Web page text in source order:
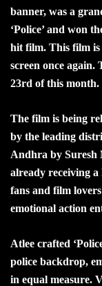
banner, was a
‘Police’ and won
hit film. This film is
screen once again.
23rd of this month.
The film is being
by the leading
Andhra by Suresh
already receiving a
fans and film
emotional action
Atlee crafted
police backdrop,
in equal measure.